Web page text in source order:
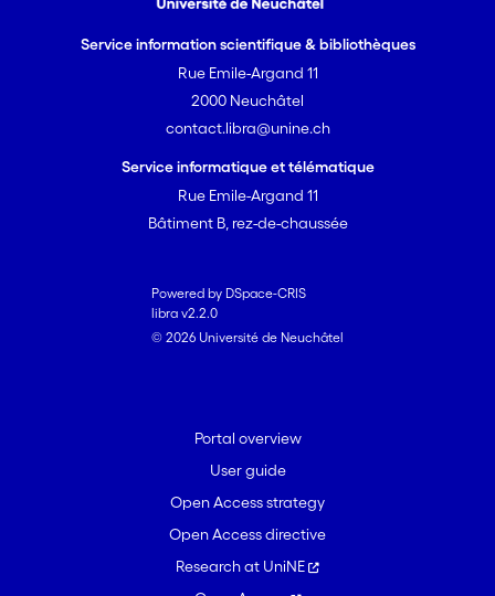
Service information scientifique & bibliothèques
Rue Emile-Argand 11
2000 Neuchâtel
contact.libra@unine.ch
Service informatique et télématique
Rue Emile-Argand 11
Bâtiment B, rez-de-chaussée
Powered by DSpace-CRIS
libra v2.2.0
© 2026 Université de Neuchâtel
Portal overview
User guide
Open Access strategy
Open Access directive
Research at UniNE